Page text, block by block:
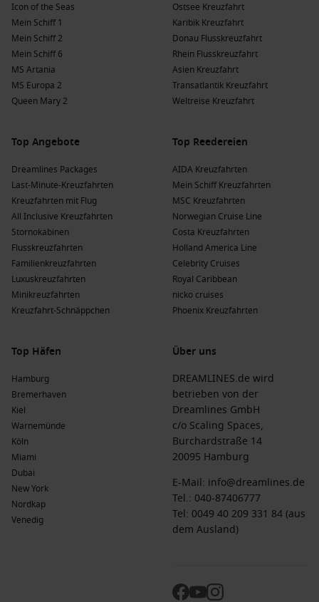
Icon of the Seas
Mein Schiff 1
Mein Schiff 2
Mein Schiff 6
MS Artania
MS Europa 2
Queen Mary 2
Ostsee Kreuzfahrt
Karibik Kreuzfahrt
Donau Flusskreuzfahrt
Rhein Flusskreuzfahrt
Asien Kreuzfahrt
Transatlantik Kreuzfahrt
Weltreise Kreuzfahrt
Top Angebote
Dreamlines Packages
Last-Minute-Kreuzfahrten
Kreuzfahrten mit Flug
All Inclusive Kreuzfahrten
Stornokabinen
Flusskreuzfahrten
Familienkreuzfahrten
Luxuskreuzfahrten
Minikreuzfahrten
Kreuzfahrt-Schnäppchen
Top Reedereien
AIDA Kreuzfahrten
Mein Schiff Kreuzfahrten
MSC Kreuzfahrten
Norwegian Cruise Line
Costa Kreuzfahrten
Holland America Line
Celebrity Cruises
Royal Caribbean
nicko cruises
Phoenix Kreuzfahrten
Top Häfen
Hamburg
Bremerhaven
Kiel
Warnemünde
Köln
Miami
Dubai
New York
Nordkap
Venedig
Über uns
DREAMLINES.de wird
betrieben von der
Dreamlines GmbH
c/o Scaling Spaces,
Burchardstraße 14
20095 Hamburg
E-Mail: info@dreamlines.de
Tel.: 040-87406777
Tel: 0049 40 209 331 84 (aus
dem Ausland)